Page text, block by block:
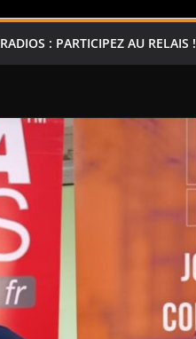
RADIOS : PARTICIPEZ AU RELAIS !